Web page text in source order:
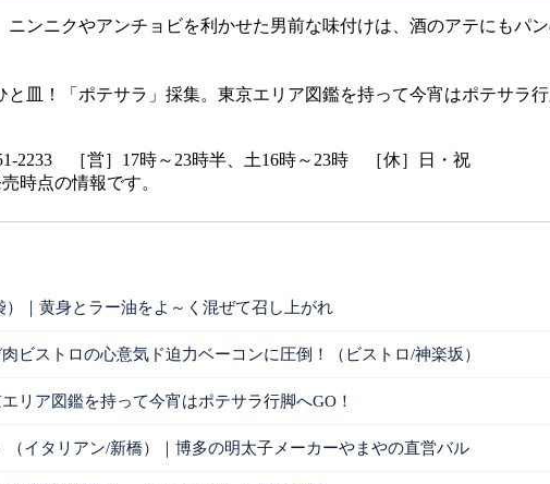
ンニクやアンチョビを利かせた男前な味付けは、酒のアテにもパ
皿！「ポテサラ」採集。東京エリア図鑑を持って今宵はポテサラ行
2233 ［営］17時～23時半、土16時～23時 ［休］日・祝
時点の情報です。
｜黄身とラー油をよ～く混ぜて召し上がれ
ビストロの心意気ド迫力ベーコンに圧倒！（ビストロ/神楽坂）
リア図鑑を持って今宵はポテサラ行脚へGO！
（イタリアン/新橋）｜博多の明太子メーカーやまやの直営バル